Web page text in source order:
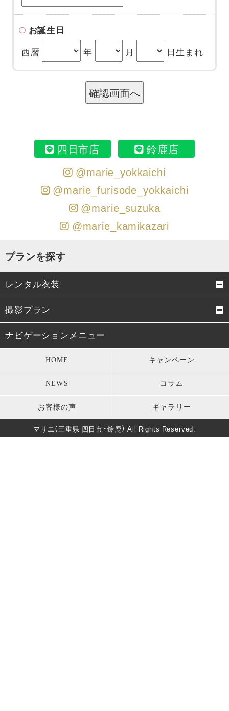
お誕生日
西暦
年 月 日生まれ
四日市店
鈴鹿店
@marie_yokkaichi
@marie_furisode_yokkaichi
@marie_suzuka
@marie_kamikazari
プランを探す
レンタル衣装
成人式振袖
男性成人式袴
七五三衣装 留袖・訪問着・振袖
モーニング・礼服 パーティードレス
キッズ衣装 長寿のお祝い
葬儀・法要
撮影プラン
成人式前撮り
ィング
バースデー マタニティフォト
ナビゲーションメニュー
HOME キャンペーン
NEWS コラム
お客様の声 ギャラリー
マリエ（三重県 四日市・鈴鹿） All Rights Reserved.